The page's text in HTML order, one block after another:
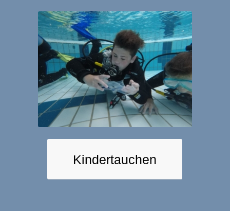
Kindertauchen